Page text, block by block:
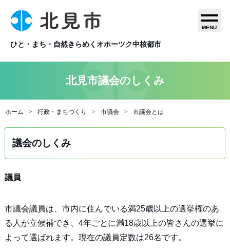
ひと・まち・自然きらめくオホーツク中核都市
MENU
北見市議会のしくみ
ホーム 行政・まちづくり 市議会 市議会とは
議会のしくみ
議員
市議会議員は、市内に住んでいる満25歳以上の選挙権のあ
る人が立候補でき、4年ごとに満18歳以上の皆さんの選挙に
よって選ばれます。現在の議員定数は26名です。